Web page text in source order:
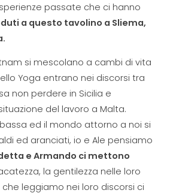
passate che ci hanno
a questo tavolino a Sliema,
si mescolano a cambi di vita
Yoga entrano nei discorsi tra
non perdere in Sicilia e
del lavoro a Malta.
ed il mondo attorno a noi si
ed aranciati, io e Ale pensiamo
e Armando ci mettono
la gentilezza nelle loro
leggiamo nei loro discorsi ci